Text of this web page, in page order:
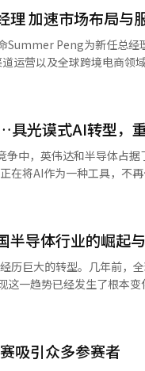
部识别系统“Facey”，简
理多种机器人的一体化监控系统名为“NARCHON”。机器
随时随地方便地访问
程和位置控制，从而高效地运用多
式，希望员工能够直接感
试平台，
念的灵感。”※ 本报道经
。对美国的出口额为
亿美元，同比增长86.5%；
应对全球市场变化而编制
赖度。※ 本报道经人工智能
共机构网站，窃取个人信
遭黑客冒名开设证券账户
表示，在完成对A某的讯问及扣押物分析后，将正式申请逮
在泰国当地抓获另一名中
拘押请求，并于同年8月正
理 加速市场布局与
Peng为新任总经理，
运营以及全球跨境电商领
澳地区的业务，成功推动
加强产品竞争力与渠道运
容，先后在韩国市场推出
Pad 8、REDMI Buds 8
光谟式AI转型，
争中，英伟达和半导体占
在将AI作为一种工具，不
会议上表示：“快速执行比完美的
于实物制造竞争力而成长起来的。 然而，
产与质量管理、物流与营
，而是涵盖生产、研发、供应
总裁会议上，将AI带来的
心定义为速度和执行力。
速度的危机感。 变革的最前沿是LG电子。LG电
半导体行业的崛起
历巨大的转型。几年前，
这一趋势已经发生了根本
核心支柱。如果说过去的
国的先进GPU出口实施管
吸引众多参赛者